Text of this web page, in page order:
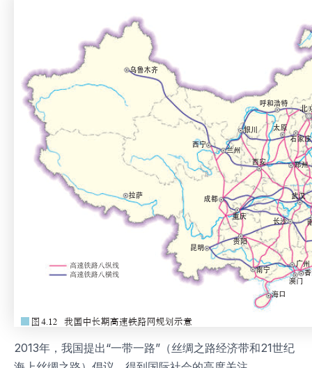
2013年，我国提出“一带一路”（丝绸之路经济带和21世纪